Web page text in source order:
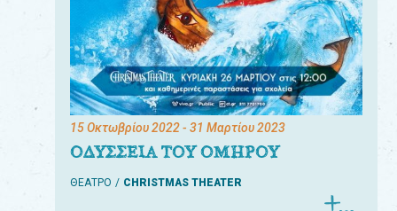
15 Οκτωβρίου 2022- 31 Μαρτίου 2023
ΟΔΥΣΣΕΙΑ ΤΟΥ ΟΜΗΡΟΥ
ΘΕΑΤΡΟ CHRISTMAS THEATER